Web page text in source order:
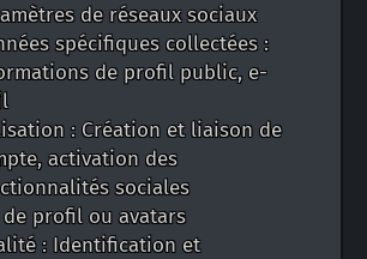
de réseaux sociaux
spécifiques collectées :
de profil public, e-
: Création et liaison de
activation des
sociales
profil ou avatars
: Identification et